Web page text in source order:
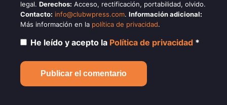
legal. Derechos: Acceso, rectificación, portabilidad, olvido.
Contacto: info@clubwpress.com. Información adicional:
Más información en la política de privacidad.
He leído y acepto la Política de privacidad *